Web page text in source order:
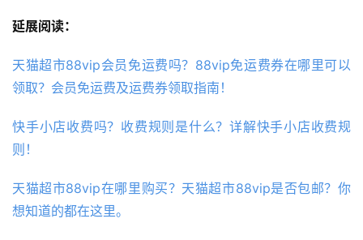
延展阅读：
天猫超市88vip会员免运费吗？88vip免运费券在哪里可以
领取？会员免运费及运费券领取指南！
快手小店收费吗？收费规则是什么？详解快手小店收费规
则！
天猫超市88vip在哪里购买？天猫超市88vip是否包邮？你
想知道的都在这里。